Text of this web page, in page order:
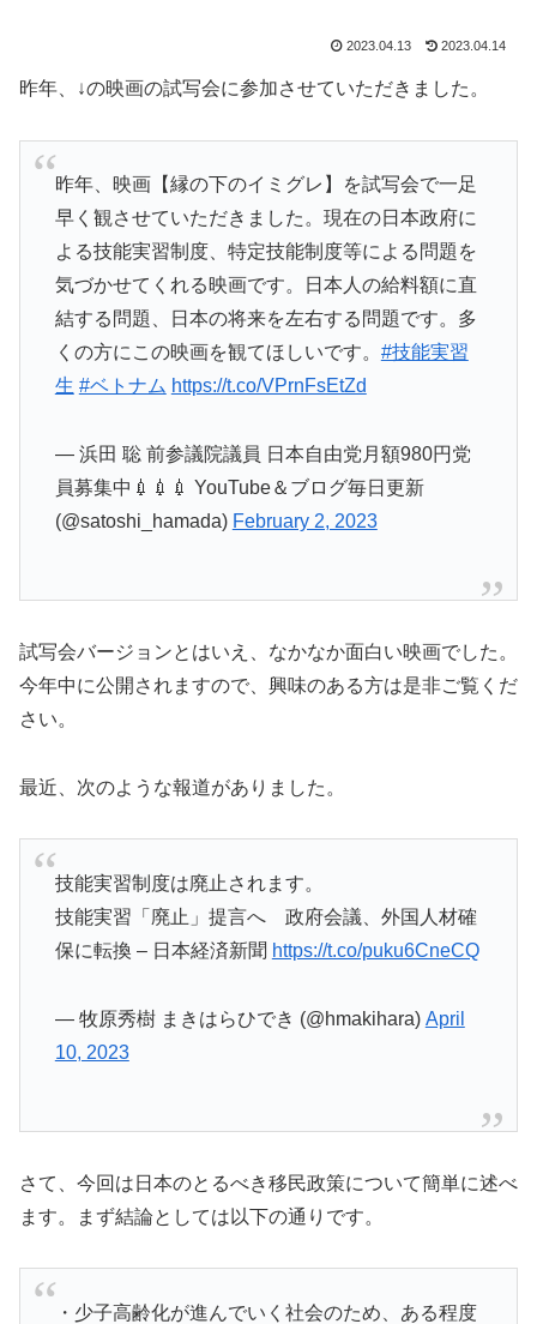
2023.04.13 2023.04.14
昨年、↓の映画の試写会に参加させていただきました。
昨年、映画【縁の下のイミグレ】を試写会で一足
早く観させていただきました。現在の日本政府に
よる技能実習制度、特定技能制度等による問題を
気づかせてくれる映画です。日本人の給料額に直
結する問題、日本の将来を左右する問題です。多
くの方にこの映画を観てほしいです。 #技能実習
生 #ベトナム https://t.co/VPrnFsEtZd
— 浜田 聡 前参議院議員 日本自由党月額980円党
員募集中💉💉💉 YouTube＆ブログ毎日更新
(@satoshi_hamada) February 2, 2023
試写会バージョンとはいえ、なかなか面白い映画でした。
今年中に公開されますので、興味のある方は是非ご覧くだ
さい。
最近、次のような報道がありました。
技能実習制度は廃止されます。
技能実習「廃止」提言へ 政府会議、外国人材確
保に転換 – 日本経済新聞 https://t.co/puku6CneCQ
— 牧原秀樹 まきはらひでき (@hmakihara) April
10, 2023
さて、今回は日本のとるべき移民政策について簡単に述べ
ます。まず結論としては以下の通りです。
・少子高齢化が進んでいく社会のため、ある程度